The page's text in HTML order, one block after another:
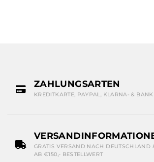
ZAHLUNGSARTEN
KREDITKARTE, PAYPAL, KLARNA- &
GRATIS VERSAND NACH DEUTSCHLAND
AB €150,- BESTELLWERT